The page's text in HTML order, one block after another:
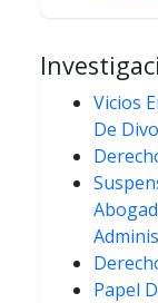
Vicios
De
Papel